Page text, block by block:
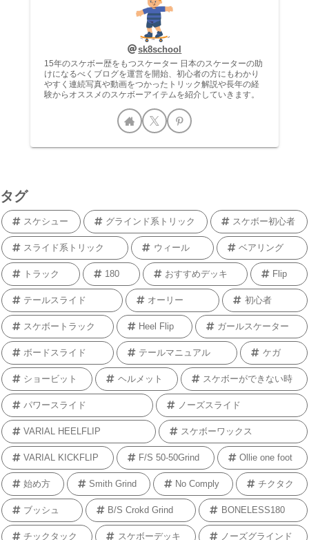
sk8school
15年のスケボー歴をもつスケーター 日本のスケーターの助
けになるべくブログを運営を開始、初心者の方にもわかり
やすく連続写真や動画をつかったトリック解説や長年の経
験からオススメのスケボーアイテムを紹介していきます。
タグ
スケシュー グラインド系トリック スケボー初心者
スライド系トリック ウィール ベアリング
トラック 180 おすすめデッキ Flip
テールスライド オーリー 初心者
スケボートラック Heel Flip ガールスケーター
ボードスライド テールマニュアル ケガ
ショービット ヘルメット スケボーができない時
パワースライド ノーズスライド
VARIAL HEELFLIP スケボーワックス
VARIAL KICKFLIP F/S 50-50Grind Ollie one foot
始め方 Smith Grind No Comply チクタク
ブッシュ B/S Crokd Grind BONELESS180
チックタック スケボーデッキ ノーズグラインド